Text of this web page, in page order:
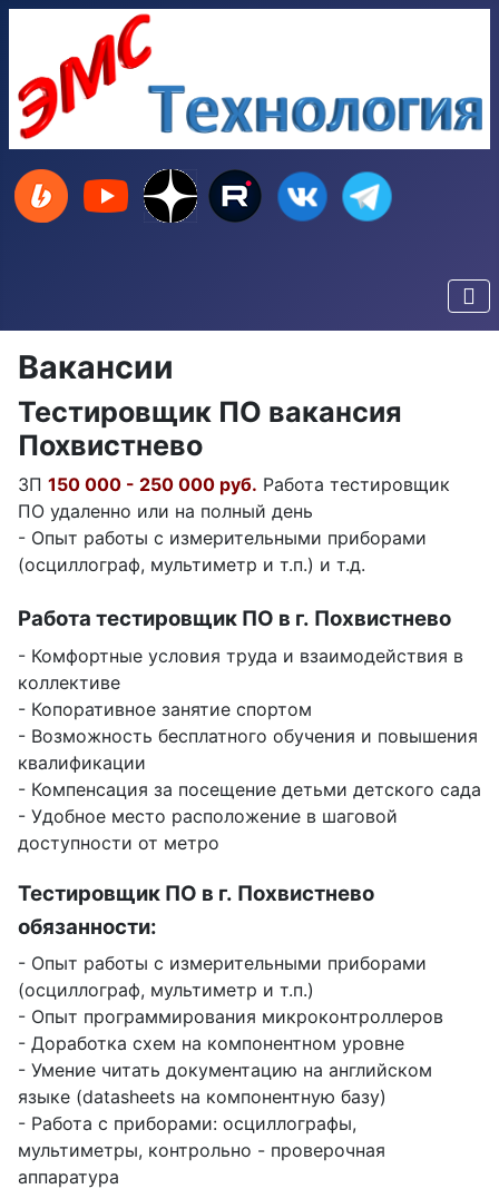
Вакансии
Тестировщик ПО вакансия
Похвистнево
ЗП 150 000 - 250 000 руб. Работа тестировщик
ПО удаленно или на полный день
- Опыт работы с измерительными приборами
(осциллограф, мультиметр и т.п.) и т.д.
Работа тестировщик ПО в г. Похвистнево
- Комфортные условия труда и взаимодействия в
коллективе
- Копоративное занятие спортом
- Возможность бесплатного обучения и повышения
квалификации
- Компенсация за посещение детьми детского сада
- Удобное место расположение в шаговой
доступности от метро
Тестировщик ПО в г. Похвистнево
обязанности:
- Опыт работы с измерительными приборами
(осциллограф, мультиметр и т.п.)
- Опыт программирования микроконтроллеров
- Доработка схем на компонентном уровне
- Умение читать документацию на английском
языке (datasheets на компонентную базу)
- Работа с приборами: осциллографы,
мультиметры, контрольно - проверочная
аппаратура